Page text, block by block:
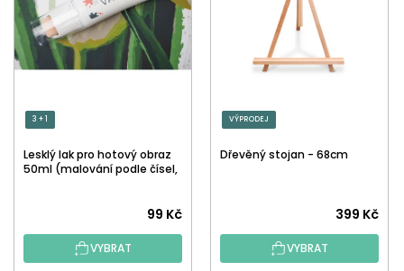
3 + 1
Lesklý lak pro hotový obraz
50ml (malování podle čísel,
hodnocení
produktu
99 Kč
VYBRAT
VÝPRODEJ
Dřevěný stojan - 68cm
399 Kč
VYBRAT